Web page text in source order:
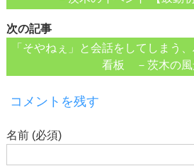
次の記事
「そやねぇ」と会話をしてしまう
看板 －茨木の風
コメントを残す
名前 (必須)